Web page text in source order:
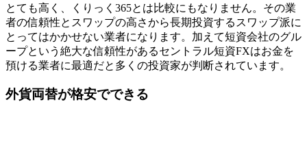
とても高く
、くりっく365とは比較にもなりません。その業
者の信頼性とスワップの高さから長期投資するスワップ派に
とってはかかせない業者になります。加えて短資会社のグル
ープという絶大な信頼性があるセントラル短資FXはお金を
預ける業者に最適だと多くの投資家が判断されています。
外貨両替が格安でできる